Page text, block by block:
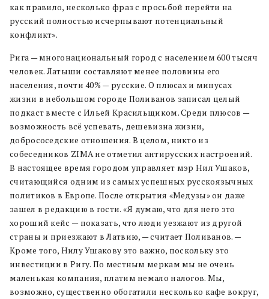
как правило, несколько фраз с просьбой перейти на
русский полностью исчерпывают потенциальный
конфликт».
Рига — многонациональный город с населением 600 тысяч
человек. Латыши составляют менее половины его
населения, почти 40% — русские. О плюсах и минусах
жизни в небольшом городе Поливанов записал целый
подкаст вместе с Ильей Красильщиком. Среди плюсов —
возможность всё успевать, дешевизна жизни,
добрососедские отношения. В целом, никто из
собеседников ZIMA не отметил антирусских настроений.
В настоящее время городом управляет мэр Нил Ушаков,
считающийся одним из самых успешных русскоязычных
политиков в Европе. После открытия «Медузы» он даже
зашел в редакцию в гости. «Я думаю, что для него это
хороший кейс — показать, что люди уезжают из другой
страны и приезжают в Латвию, — считает Поливанов. —
Кроме того, Нилу Ушакову это важно, поскольку это
инвестиции в Ригу. По местным меркам мы не очень
маленькая компания, платим немало налогов. Мы,
возможно, существенно обогатили несколько кафе вокруг,